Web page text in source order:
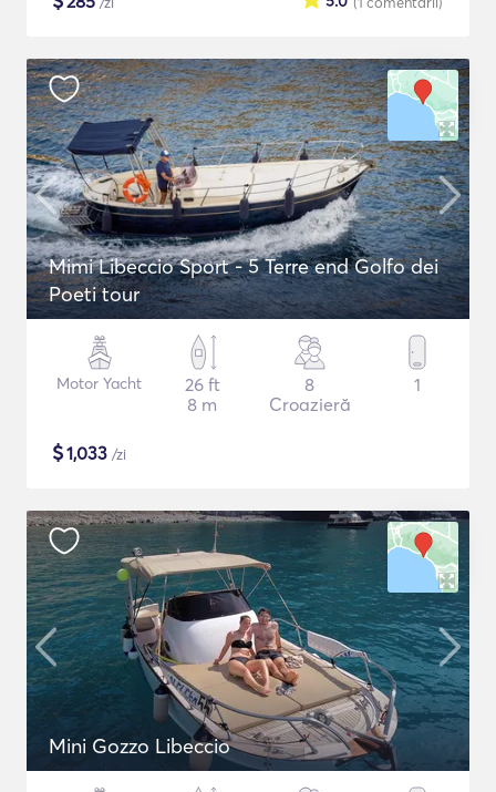
Mimi Libeccio Sport - 5 Terre end Golfo dei
Poeti tour
Motor Yacht
26 ft
8 m
8
Croazieră
1
$1,033 /zi
Mini Gozzo Libeccio